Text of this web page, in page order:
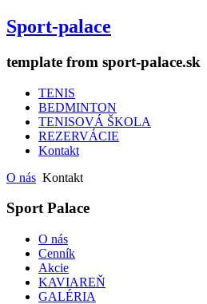
Sport-palace
template from sport-palace.sk
TENIS
BEDMINTON
TENISOVÁ ŠKOLA
REZERVÁCIE
Kontakt
O nás Kontakt
Sport Palace
O nás
Cenník
Akcie
KAVIAREŇ
GALÉRIA